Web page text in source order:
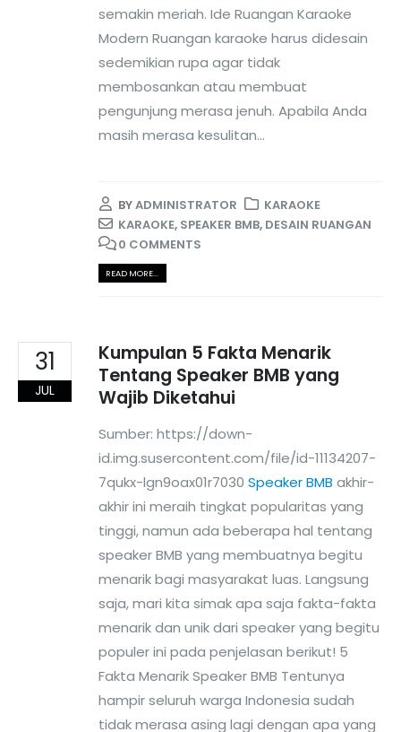
semakin meriah. Ide Ruangan Karaoke
Modern Ruangan karaoke harus didesain
sedemikian rupa agar tidak
membosankan atau membuat
pengunjung merasa jenuh. Apabila Anda
masih merasa kesulitan...
BYADMINISTRATOR
KARAOKE
KARAOKE, SPEAKER BMB, DESAIN RUANGAN
0 COMMENTS
READ MORE...
31
JUL
Kumpulan 5 Fakta Menarik
Tentang Speaker BMB yang
Wajib Diketahui
Sumber: https://down-
id.img.susercontent.com/file/id-11134207-
7qukx-lgn9oax01r7030 Speaker BMB akhir-
akhir ini meraih tingkat popularitas yang
tinggi, namun ada beberapa hal tentang
speaker BMB yang membuatnya begitu
menarik bagi masyarakat luas. Langsung
saja, mari kita simak apa saja fakta-fakta
menarik dan unik dari speaker yang begitu
populer ini pada penjelasan berikut! 5
Fakta Menarik Speaker BMB Tentunya
hampir seluruh warga Indonesia sudah
tidak merasa asing lagi dengan apa yang